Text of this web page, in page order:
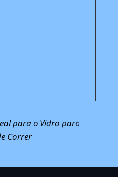
para o Vidro para
Correr